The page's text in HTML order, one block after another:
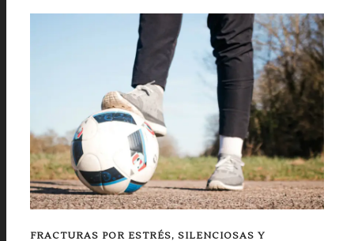
FRACTURAS POR ESTRÉS, SILENCIOSAS Y